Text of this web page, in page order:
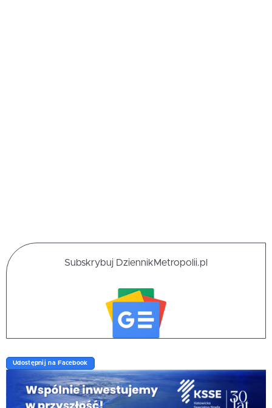
Subskrybuj DziennikMetropolii.pl
Udostępnij na Facebook